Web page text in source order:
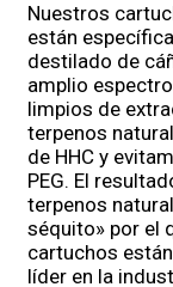
Nuestros
están
destilado de
amplio
limpios de
terpenos
de HHC y
PEG. El
terpenos
séquito» por el
cartuchos
líder en la